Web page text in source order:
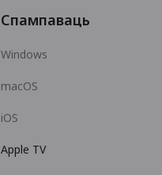
Спампаваць
Windows
macOS
iOS
Apple TV